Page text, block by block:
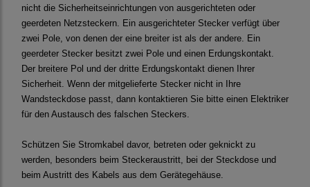
nicht die Sicherheitseinrichtungen von ausgerichteten oder
geerdeten Netzsteckern. Ein ausgerichteter Stecker verfügt über
zwei Pole, von denen der eine breiter ist als der andere. Ein
geerdeter Stecker besitzt zwei Pole und einen Erdungskontakt.
Der breitere Pol und der dritte Erdungskontakt dienen Ihrer
Sicherheit. Wenn der mitgelieferte Stecker nicht in Ihre
Wandsteckdose passt, dann kontaktieren Sie bitte einen Elektriker
für den Austausch des falschen Steckers.
Schützen Sie Stromkabel davor, betreten oder geknickt zu
werden, besonders beim Steckeraustritt, bei der Steckdose und
beim Austritt des Kabels aus dem Gerätegehäuse.